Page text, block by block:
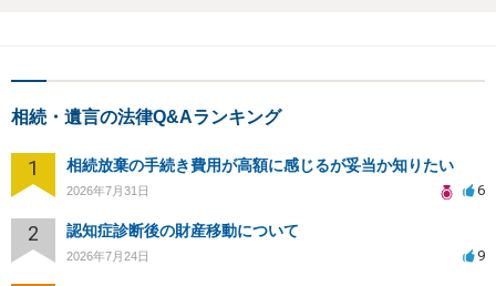
相続・遺言の法律Q&Aランキング
1 相続放棄の手続き費用が高額に感じるが妥当か知りたい
2026年7月31日 6
2 認知症診断後の財産移動について
2026年7月24日 9